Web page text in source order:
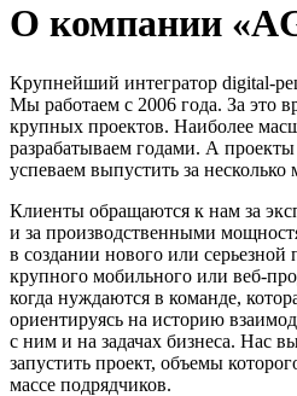
О компании
Крупнейший интегратор digital-
Мы работаем с 2006 года. За это
крупных проектов. Наиболее
разрабатываем годами. А
успеваем выпустить за несколько
Клиенты обращаются к нам за
и за производственными
в создании нового или
крупного мобильного или веб-
когда нуждаются в команде,
ориентируясь на историю
с ним и на задачах бизнеса. Нас
запустить проект, объемы
массе подрядчиков.